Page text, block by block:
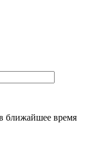
волос
в Москве
волос
Блоаут)
ближайшее время